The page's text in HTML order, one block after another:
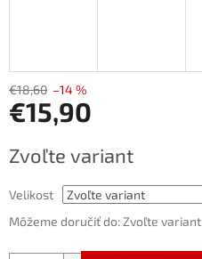
€18,60 –14 %
€15,90
cena:
Zvoľte variant
Velikost
Môžeme doručiť do: Zvoľte variant